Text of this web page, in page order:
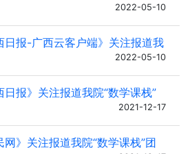
2022-05-10
日报-广西云客户端》关注报道我
2022-05-10
日报》关注报道我院“数学课栈”
2021-12-17
网》关注报道我院“数学课栈”团